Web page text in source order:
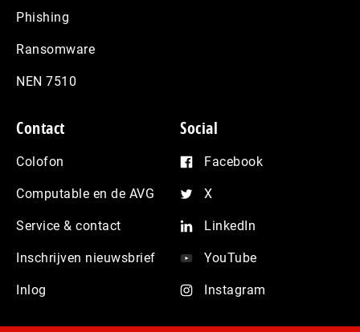
Phishing
Ransomware
NEN 7510
Contact
Colofon
Computable en de AVG
Service & contact
Inschrijven nieuwsbrief
Inlog
Social
Facebook
X
LinkedIn
YouTube
Instagram